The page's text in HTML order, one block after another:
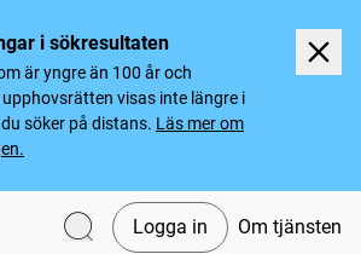
i sökresultaten
är yngre än 100 år och
visas inte längre i
söker på distans. Läs mer om
Logga in Om tjänsten